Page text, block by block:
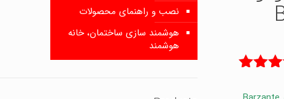
نصب و راهنمای محصولات
هوشمند سازی ساختمان، خانه
هوشمند